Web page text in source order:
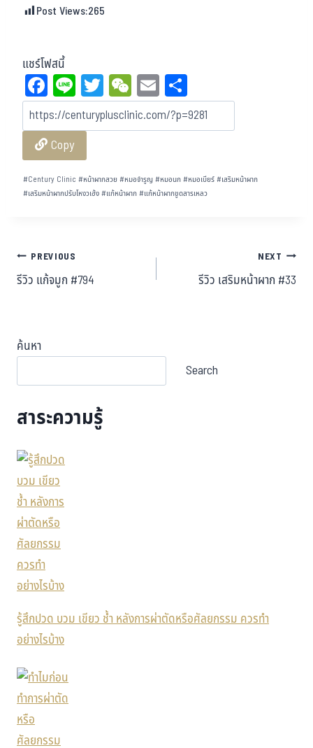
Post Views:265
แชร์โฟสนี้
Fa
ce
bo
ok
Li
ne
T
wi
tt
W
eC
ha
E
m
ail
ar
e
Copy
#Century Clinic #หน้าผากสวย #หมอจำรูญ#หมอนก#หมอเบียร์ #เสริมหน้าผาก
#เสริมหน้าผากปรับโหงวเฮ้ง#แก้หน้าผาก#แก้หน้าผากขูดสารเหลว
PREVIOUS
รีวิว แก้จมูก #794
NEXT
รีวิว เสริมหน้าผาก #33
ค้นหา
Search
สาระความรู้
รู้สึกปวด บวม เขียว ช้ำ หลังการผ่าตัดหรือศัลยกรรม ควรทำ
อย่างไรบ้าง